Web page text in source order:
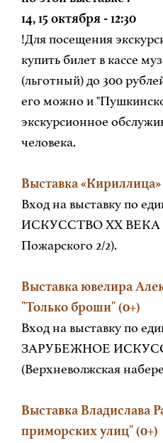
14, 15 октября - 12:30
!Для посещения
купить билет в кассе
(льготный) до 300
его можно и
экскурсионное
человека.
Выставка «Кириллица»
Вход на выставку по
ИСКУССТВО XX ВЕКА
Пожарского 2/2).
Выставка ювелира
"Только броши" (0+)
Вход на выставку по
ЗАРУБЕЖНОЕ
(Верхневолжская
Выставка Владислава
приморских улиц" (0+)